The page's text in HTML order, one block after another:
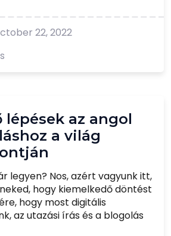
22, 2022
lépések az angol
a világ
legyen? Nos, azért vagyunk itt,
hogy kiemelkedő döntést
hogy most digitális
az utazási írás és a blogolás